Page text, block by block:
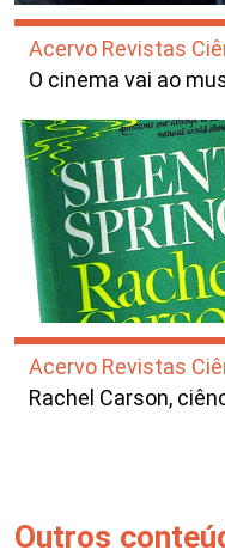
Acervo Revistas
O cinema vai ao
Acervo Revistas
Rachel Carson,
Outros